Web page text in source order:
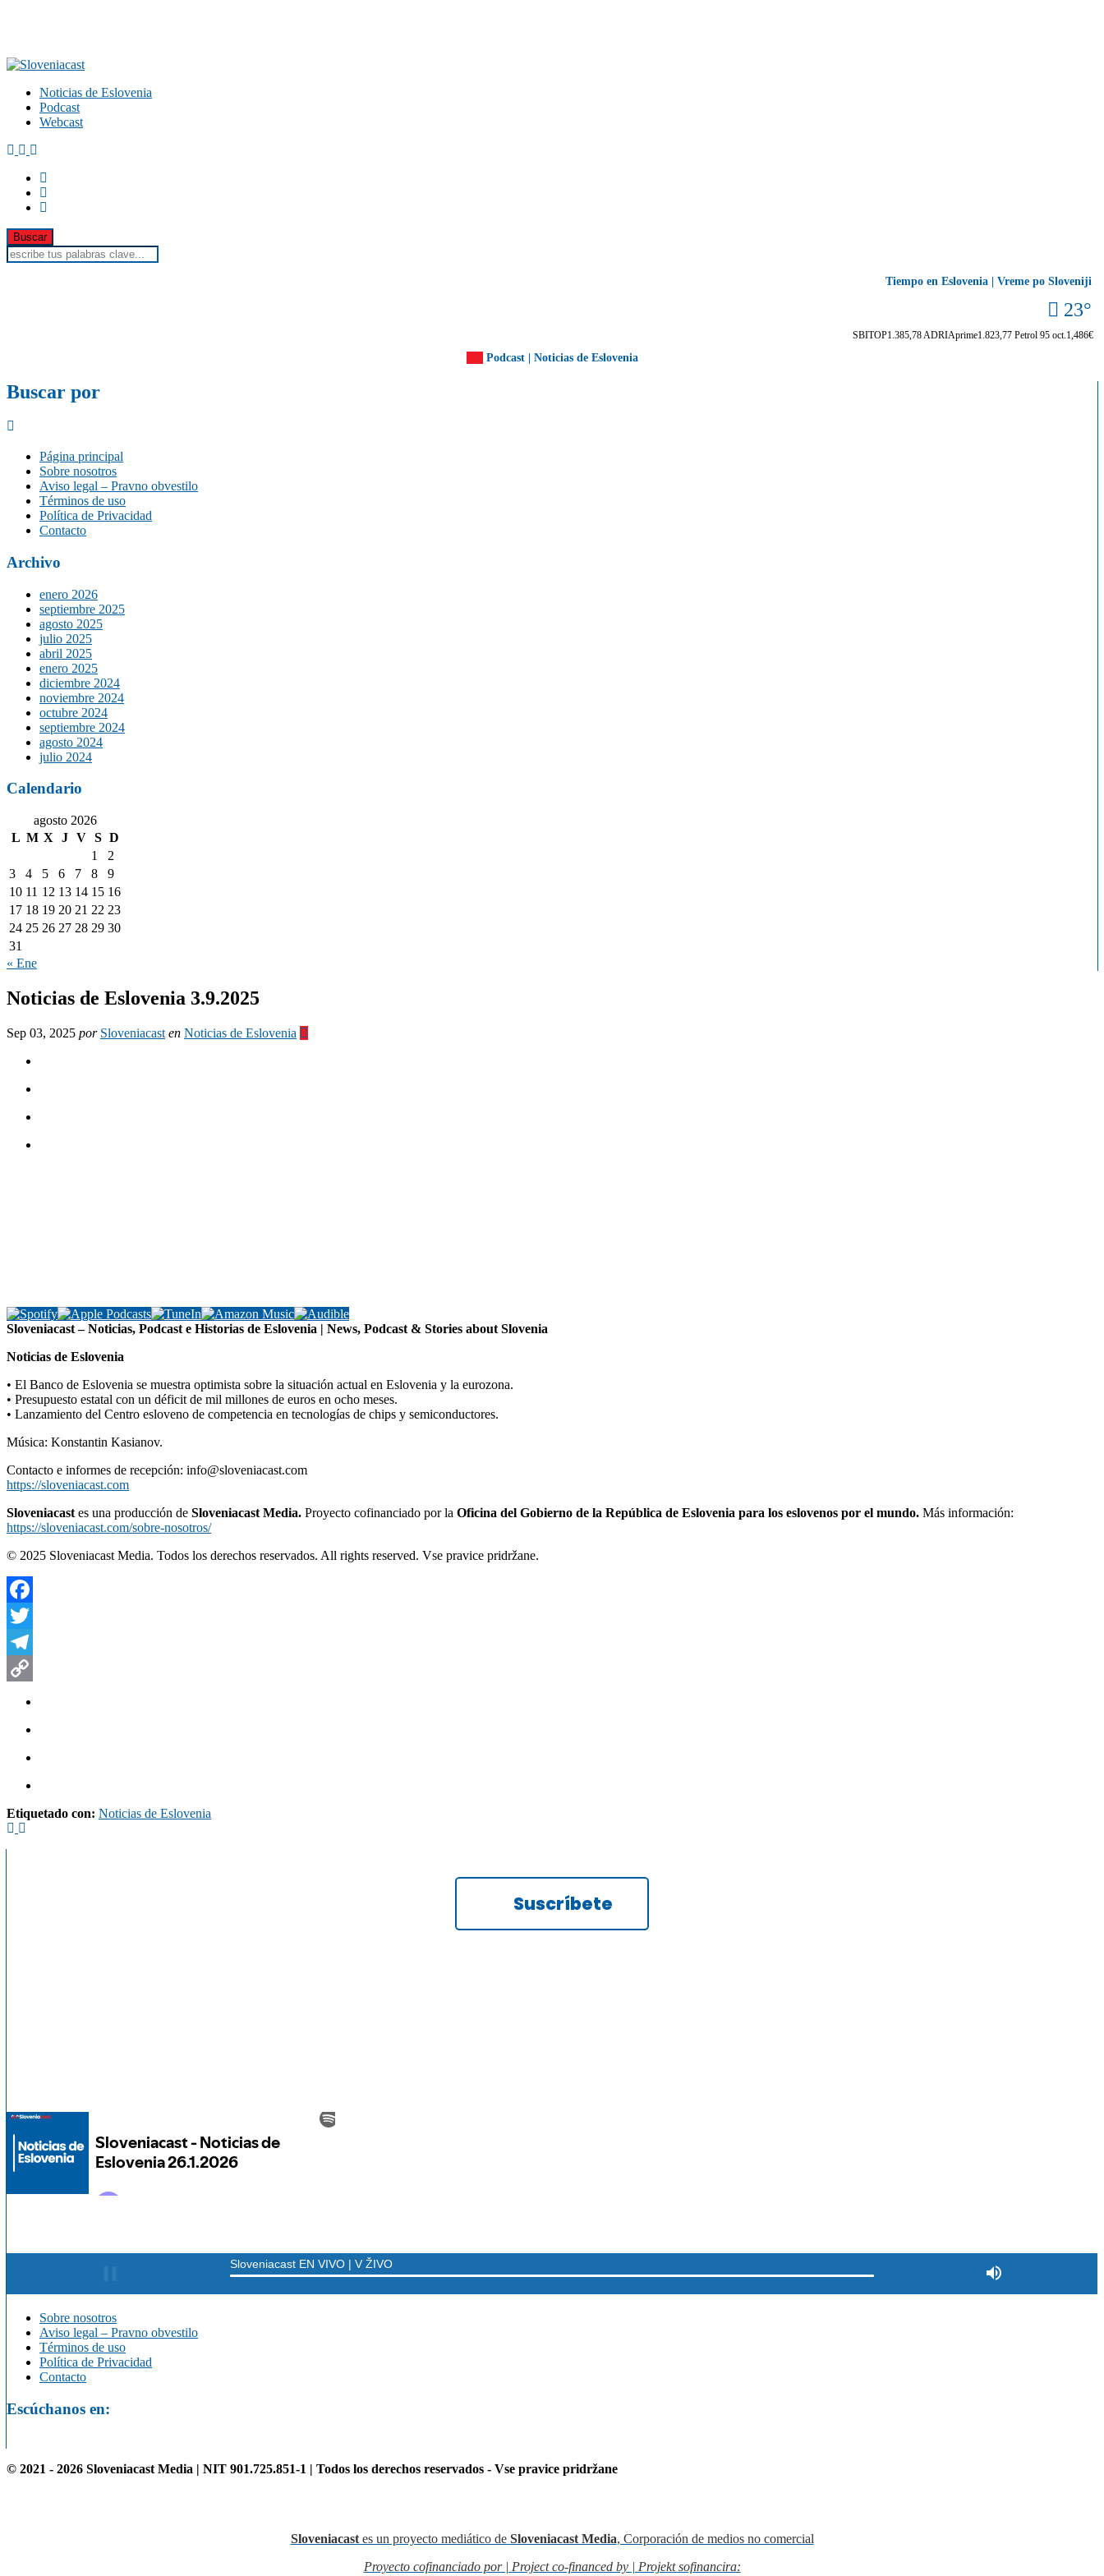
Noticias de Eslovenia
Podcast
Webcast
Tiempo en Eslovenia | Vreme po Sloveniji
23°
SBITOP1.385,78 ADRIAprime1.823,77 Petrol 95 oct. 1,486€
Podcast | Noticias de Eslovenia
Buscar por
Página principal
Sobre nosotros
Aviso legal – Pravno obvestilo
Términos de uso
Política de Privacidad
Contacto
Archivo
enero 2026
septiembre 2025
agosto 2025
julio 2025
abril 2025
enero 2025
diciembre 2024
noviembre 2024
octubre 2024
septiembre 2024
agosto 2024
julio 2024
Calendario
agosto 2026
L M X J V S D
1
2
3
4 5 6 7 8
9
10 11 12 13 14 15 16
17 18 19 20 21 22 23
24 25 26 27 28 29 30
31
« Ene
Noticias de Eslovenia 3.9.2025
Sep 03, 2025 por Sloveniacast en Noticias de Eslovenia
Sloveniacast – Noticias, Podcast e Historias de Eslovenia | News, Podcast & Stories about Slovenia
Noticias de Eslovenia
• El Banco de Eslovenia se muestra optimista sobre la situación actual en Eslovenia y la eurozona.
• Presupuesto estatal con un déficit de mil millones de euros en ocho meses.
• Lanzamiento del Centro esloveno de competencia en tecnologías de chips y semiconductores.
Música: Konstantin Kasianov.
Contacto e informes de recepción: info@sloveniacast.com
https://sloveniacast.com
Sloveniacast es una producción de Sloveniacast Media. Proyecto cofinanciado por la Oficina del Gobierno de la República de Eslovenia para los eslovenos por el mundo. Más información:
https://sloveniacast.com/sobre-nosotros/
© 2025 Sloveniacast Media. Todos los derechos reservados. All rights reserved. Vse pravice pridržane.
Facebook
Twitter
Telegram
Etiquetado con: Noticias de Eslovenia
Suscríbete
Sobre nosotros
Aviso legal – Pravno obvestilo
Términos de uso
Política de Privacidad
Contacto
Escúchanos en:
© 2021 - 2026 Sloveniacast Media | NIT 901.725.851-1 | Todos los derechos reservados - Vse pravice pridržane
Sloveniacastes un proyecto mediático de Sloveniacast Media, Corporación de medios no comercial
Proyecto cofinanciado por | Project co-financed by | Projekt sofinancira: